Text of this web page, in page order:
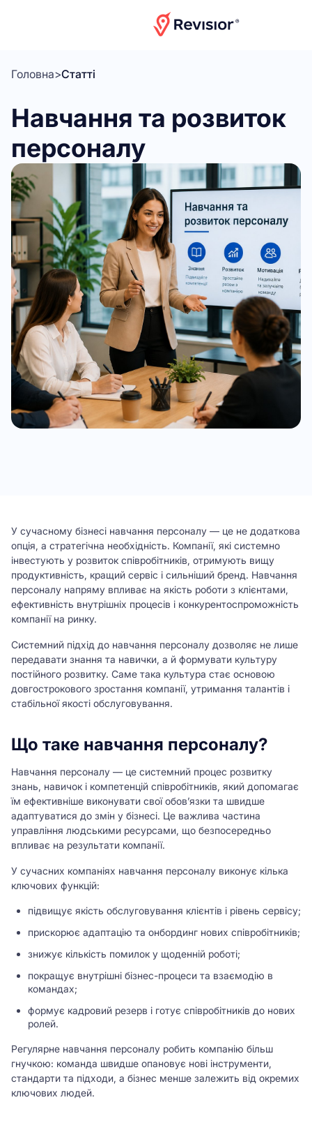
Головна>Статті
Навчання та розвиток
персоналу
У сучасному бізнесі навчання персоналу — це не додаткова
опція, а стратегічна необхідність. Компанії, які системно
інвестують у розвиток співробітників, отримують вищу
продуктивність, кращий сервіс і сильніший бренд. Навчання
персоналу напряму впливає на якість роботи з клієнтами,
ефективність внутрішніх процесів і конкурентоспроможність
компанії на ринку.
Системний підхід до навчання персоналу дозволяє не лише
передавати знання та навички, а й формувати культуру
постійного розвитку. Саме така культура стає основою
довгострокового зростання компанії, утримання талантів і
стабільної якості обслуговування.
Що таке навчання персоналу?
Навчання персоналу — це системний процес розвитку
знань, навичок і компетенцій співробітників, який допомагає
їм ефективніше виконувати свої обов’язки та швидше
адаптуватися до змін у бізнесі. Це важлива частина
управління людськими ресурсами, що безпосередньо
впливає на результати компанії.
У сучасних компаніях навчання персоналу виконує кілька
ключових функцій:
підвищує якість обслуговування клієнтів і рівень сервісу;
прискорює адаптацію та онбординг нових співробітників;
знижує кількість помилок у щоденній роботі;
покращує внутрішні бізнес-процеси та взаємодію в
командах;
формує кадровий резерв і готує співробітників до нових
ролей.
Регулярне навчання персоналу робить компанію більш
гнучкою: команда швидше опановує нові інструменти,
стандарти та підходи, а бізнес менше залежить від окремих
ключових людей.